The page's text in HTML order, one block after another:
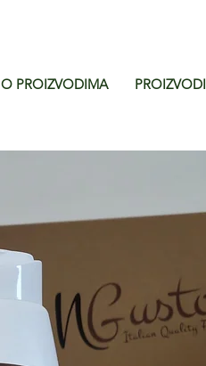
O PROIZVODIMA PROIZVODI